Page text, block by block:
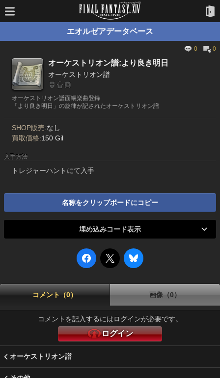
エオルゼアデータベース
0 0
オーケストリオン譜:より良き明日
オーケストリオン譜
オーケストリオン譜面帳楽曲登録
「より良き明日」の旋律が記されたオーケストリオン譜
SHOP販売:なし
買取価格:150 Gil
入手方法
トレジャーハントにて入手
名称をクリップボードにコピー
埋め込みコード表示
コメント（0） 画像（0）
コメントを記入するにはログインが必要です。
ログイン
オーケストリオン譜